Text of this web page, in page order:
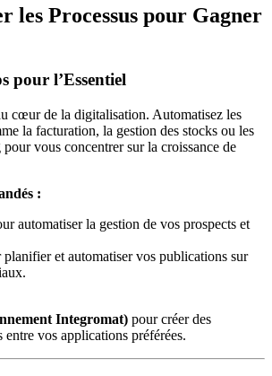
les Processus pour Gagner
pour l’Essentiel
cœur de la digitalisation. Automatisez les
la facturation, la gestion des stocks ou les
vous concentrer sur la croissance de
:
automatiser la gestion de vos prospects et
planifier et automatiser vos publications sur
Integromat) pour créer des
vos applications préférées.